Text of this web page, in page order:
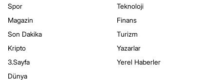
Spor
Magazin
Son Dakika
Kripto
3.Sayfa
Dünya
Teknoloji
Finans
Turizm
Yazarlar
Yerel Haberler